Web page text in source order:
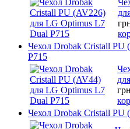
Чехол Drobak Cristall PU
P715
Чехол Drobak Cristall PU